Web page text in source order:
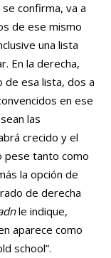
confirma, va a
de ese mismo
una lista
En la derecha,
de esa lista, dos a
en ese
las
crecido y el
pese tanto como
la opción de
de derecha
le indique,
aparece como
school”.